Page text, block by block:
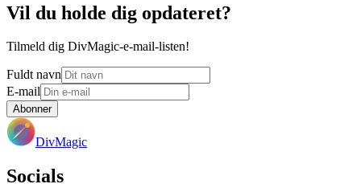
Vil du holde dig opdateret?
Tilmeld dig DivMagic-e-mail-listen!
Fuldt navn
E-mail
Abonner
DivMagic
Socials